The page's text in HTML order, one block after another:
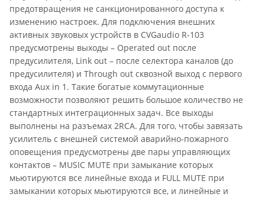
предотвращения не санкционированного доступа к
изменению настроек. Для подключения внешних
активных звуковых устройств в CVGaudio R-103
предусмотрены выходы – Operated out после
предусилителя, Link out – после селектора каналов (до
предусилителя) и Through out сквозной выход с первого
входа Aux in 1. Такие богатые коммутационные
возможности позволяют решить большое количество не
стандартных интеграционных задач. Все выходы
выполнены на разъемах 2RCA. Для того, чтобы завязать
усилитель с внешней системой аварийно-пожарного
оповещения предусмотрены две пары управляющих
контактов – MUSIC MUTE при замыкание которых
мьютируются все линейные входа и FULL MUTE при
замыкании которых мьютируются все, и линейные и